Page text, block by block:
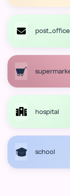
post_office
hospital
school